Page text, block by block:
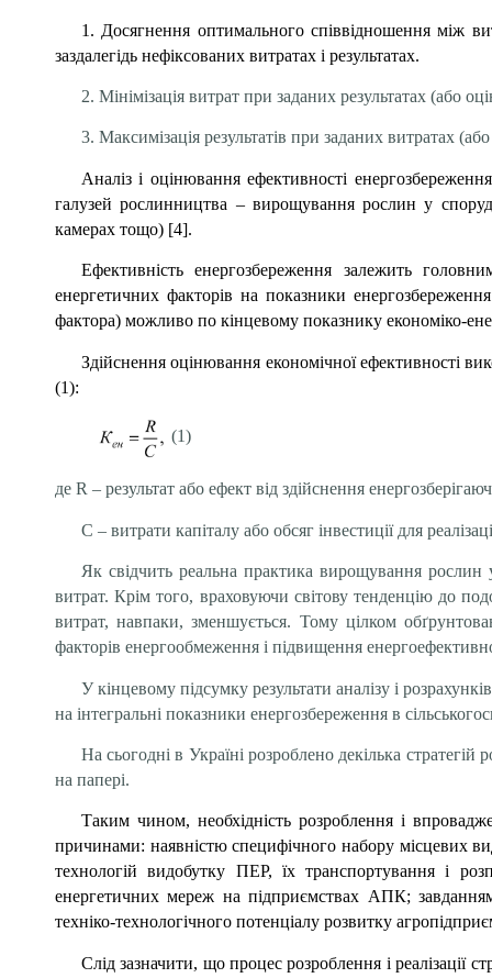
1. Досягнення оптимального співвідношення між
заздалегідь нефіксованих витратах і результатах.
2. Мінімізація витрат при заданих результатах (або
3. Максимізація результатів при заданих витратах
Аналіз і оцінювання ефективності
галузей рослинництва – вирощування рослин у
камерах тощо) [4].
Ефективність енергозбереження залежить
енергетичних факторів на показники
фактора) можливо по кінцевому показнику економіко-
Здійснення оцінювання економічної ефективності
(1):
(1)
де R – результат або ефект від здійснення
С – витрати капіталу або обсяг інвестиції для
Як свідчить реальна практика вирощування рослин
витрат. Крім того, враховуючи світову тенденцію до
витрат, навпаки, зменшується. Тому цілком
факторів енергообмеження і підвищення
У кінцевому підсумку результати аналізу і
на інтегральні показники енергозбереження в
На сьогодні в Україні розроблено декілька
на папері.
Таким чином, необхідність розроблення і
причинами: наявністю специфічного набору місцевих
технологій видобутку ПЕР, їх транспортування і
енергетичних мереж на підприємствах АПК;
техніко-технологічного потенціалу розвитку
Слід зазначити, що процес розроблення і реалізації